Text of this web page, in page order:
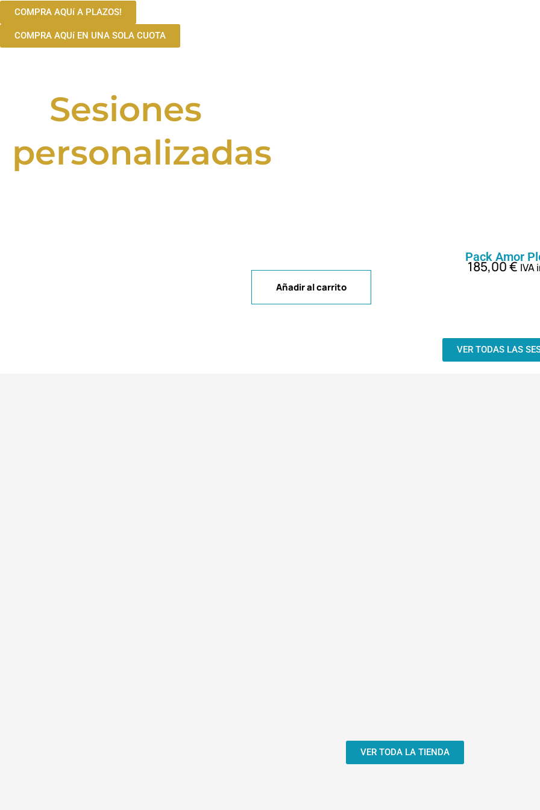
COMPRA AQUí A PLAZOS!
COMPRA AQUí EN UNA SOLA CUOTA
Sesiones
personalizadas
Pack Amor
185,00€ IVA
Añadir al carrito
VER TODAS LAS
VER TODA LA TIENDA